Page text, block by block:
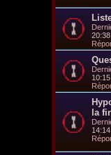
20:38
10:15
la
14:14